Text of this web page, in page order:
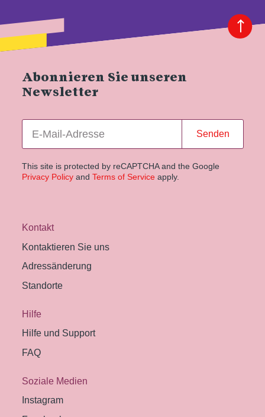
Abonnieren Sie unseren
Newsletter
Senden
This site is protected by reCAPTCHA and the Google
Privacy Policyand Terms of Service apply.
Kontakt
Kontaktieren Sie uns
Adressänderung
Standorte
Hilfe
Hilfe und Support
FAQ
Soziale Medien
Instagram